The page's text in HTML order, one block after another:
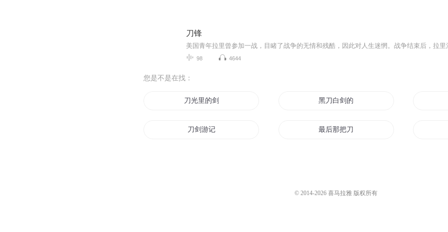
刀锋
98 4644
您是不是在找：
刀光里的剑影 黑刀白剑的传说
刀剑游记 最后那把刀
© 2014-2026 喜马拉雅 版权所有